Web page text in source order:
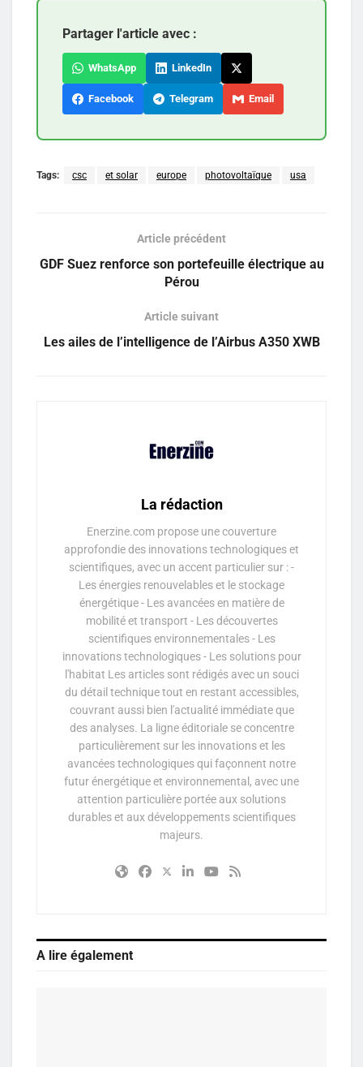
Partager l'article avec :
WhatsApp LinkedIn
Facebook Telegram Email
Tags: csc et solar europe photovoltaïque usa
Article précédent
GDF Suez renforce son portefeuille électrique au
Pérou
Article suivant
Les ailes de l’intelligence de l’Airbus A350 XWB
La rédaction
Enerzine.com propose une couverture
approfondie des innovations technologiques et
scientifiques, avec un accent particulier sur : -
Les énergies renouvelables et le stockage
énergétique - Les avancées en matière de
mobilité et transport - Les découvertes
scientifiques environnementales - Les
innovations technologiques - Les solutions pour
l'habitat Les articles sont rédigés avec un souci
du détail technique tout en restant accessibles,
couvrant aussi bien l'actualité immédiate que
des analyses. La ligne éditoriale se concentre
particulièrement sur les innovations et les
avancées technologiques qui façonnent notre
futur énergétique et environnemental, avec une
attention particulière portée aux solutions
durables et aux développements scientifiques
majeurs.
A lire également